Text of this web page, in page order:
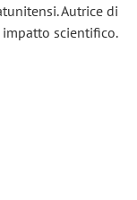
Autrice di
scientifico.